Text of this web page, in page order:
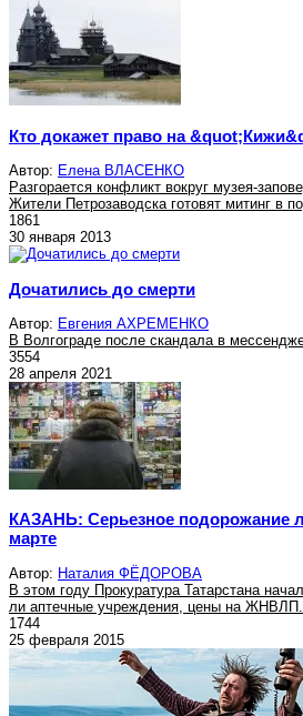
Кто докажет право на
Автор: Елена ВЛАСЕНКО
Разгорается конфликт вокруг музея-
Жители Петрозаводска готовят митинг в
1861
30 января 2013
Дочатились до смерти
Автор: Евгения АХРЕМЕНКО
В Волгограде после скандала в
3554
28 апреля 2021
КАЗАНЬ: Серьезное подорожание
марте
Автор: Наталия ФЁДОРОВА
В этом году Прокуратура Татарстана
ли аптечные учреждения, цены на ЖНВЛП.
1744
25 февраля 2015